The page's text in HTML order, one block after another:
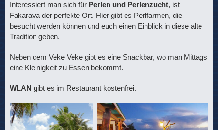
Interessiert man sich für Perlen und Perlenzucht, ist
Fakarava der perfekte Ort. Hier gibt es Perlfarmen, die
besucht werden können und euch einen Einblick in diese alte
Tradition geben.
Neben dem Veke Veke gibt es eine Snackbar, wo man Mittags
eine Kleinigkeit zu Essen bekommt.
WLAN gibt es im Restaurant kostenfrei.